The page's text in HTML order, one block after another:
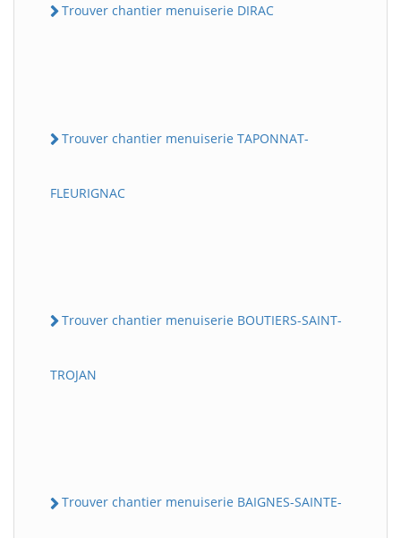
Trouver chantier menuiserie DIRAC
Trouver chantier menuiserie TAPONNAT-
FLEURIGNAC
Trouver chantier menuiserie BOUTIERS-SAINT-
TROJAN
Trouver chantier menuiserie BAIGNES-SAINTE-